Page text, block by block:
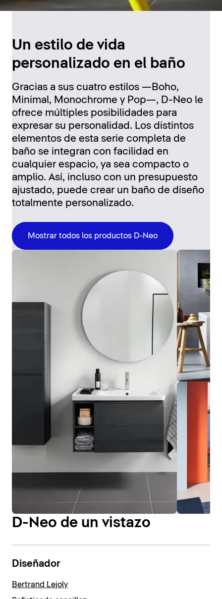
Un estilo de vida
personalizado en el baño
Gracias a sus cuatro estilos —Boho,
Minimal, Monochrome y Pop—, D-Neo le
ofrece múltiples posibilidades para
expresar su personalidad. Los distintos
elementos de esta serie completa de
baño se integran con facilidad en
cualquier espacio, ya sea compacto o
amplio. Así, incluso con un presupuesto
ajustado, puede crear un baño de diseño
totalmente personalizado.
Mostrar todos los productos D-Neo
D-Neo de un vistazo
Diseñador
Bertrand Lejoly